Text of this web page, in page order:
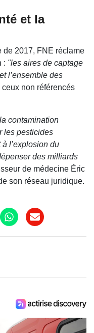
et la
de 2017, FNE réclame
: "les aires de captage
l’ensemble des
ceux non référencés
contamination
les pesticides
l’explosion du
des milliards
de médecine Éric
son réseau juridique.